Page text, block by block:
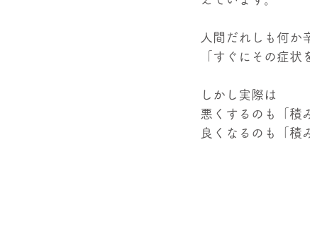
人間だれしも何か
「すぐにその症状
しかし実際は
悪くするのも「積
良くなるのも「積